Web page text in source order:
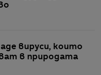
вируси, които
в природата